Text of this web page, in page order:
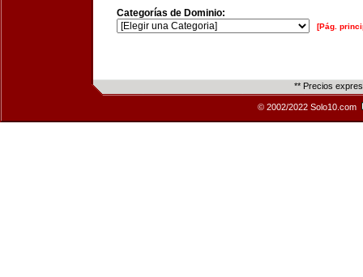
Categorías de Dominio:
[Pág.
** Precios
© 2002/2022 Solo10.com